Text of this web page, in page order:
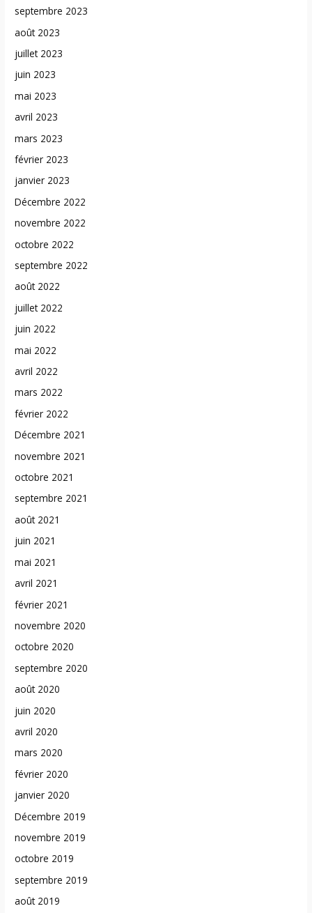
septembre 2023
août 2023
juillet 2023
juin 2023
mai 2023
avril 2023
mars 2023
février 2023
janvier 2023
Décembre 2022
novembre 2022
octobre 2022
septembre 2022
août 2022
juillet 2022
juin 2022
mai 2022
avril 2022
mars 2022
février 2022
Décembre 2021
novembre 2021
octobre 2021
septembre 2021
août 2021
juin 2021
mai 2021
avril 2021
février 2021
novembre 2020
octobre 2020
septembre 2020
août 2020
juin 2020
avril 2020
mars 2020
février 2020
janvier 2020
Décembre 2019
novembre 2019
octobre 2019
septembre 2019
août 2019